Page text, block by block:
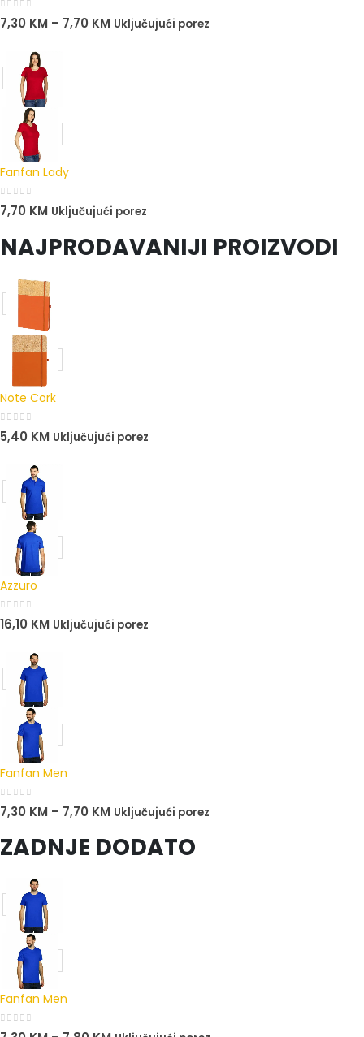
0out of 5
7,30 KM – 7,70 KM Uključujući porez
Fanfan Lady
0out of 5
7,70 KM Uključujući porez
NAJPRODAVANIJI PROIZVODI
Note Cork
0out of 5
5,40 KM Uključujući porez
Azzuro
0out of 5
16,10 KM Uključujući porez
Fanfan Men
0out of 5
7,30 KM – 7,70 KM Uključujući porez
ZADNJE DODATO
Fanfan Men
0out of 5